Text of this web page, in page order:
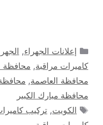
التصنيفات
إعلانات الجهراء,
كاميرات مراقبة, محافظة
محافظة العاصمة, محافظة
محافظة مبارك الكبير
الوسوم
الكويت,تركيب